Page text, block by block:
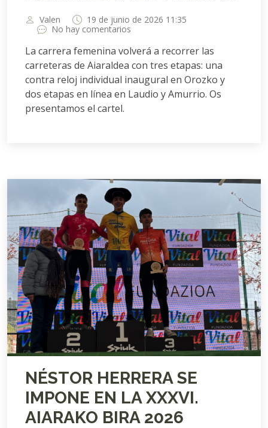
Valen
19 de junio de 2026 11:35
No hay comentarios
La carrera femenina volverá a recorrer las
carreteras de Aiaraldea con tres etapas: una
contra reloj individual inaugural en Orozko y
dos etapas en línea en Laudio y Amurrio. Os
presentamos el cartel.
NÉSTOR HERRERA SE
IMPONE EN LA XXXVI.
AIARAKO BIRA 2026